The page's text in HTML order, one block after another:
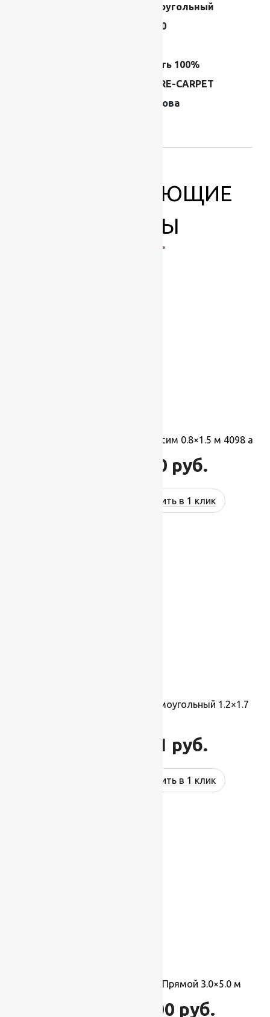
Прямоугольный
520000
Шерсть 100%
FLOARE-CARPET
Молдова
СОПУТСТВУЮЩИЕ
ТОВАРЫ
Ковер акриловый турецкий Касим 0.8×1.5 м 4098 а
3 510 руб.
Купить в 1 клик
Ковер Atlas 8330 1 41366 прямоугольный 1.2×1.7
3 121 руб.
Купить в 1 клик
Ковер Фиеста 36107 36955, Прямой 3.0×5.0 м
18 000 руб.